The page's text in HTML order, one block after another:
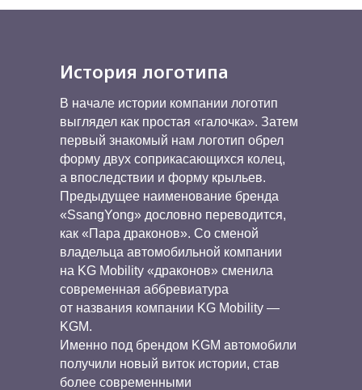
В начале истории компании логотип
выглядел как простая «галочка». Затем
первый знакомый нам логотип обрел
форму двух соприкасающихся колец,
а впоследствии и форму крыльев.
Предыдущее наименование бренда
«SsangYong» дословно переводится,
как «Пара драконов». Со сменой
владельца автомобильной компании
на KG Mobility «драконов» сменила
современная аббревиатура
от названия компании KG Mobility —
KGM.
Именно под брендом KGM автомобили
получили новый виток истории, став
более современными
История логотипа